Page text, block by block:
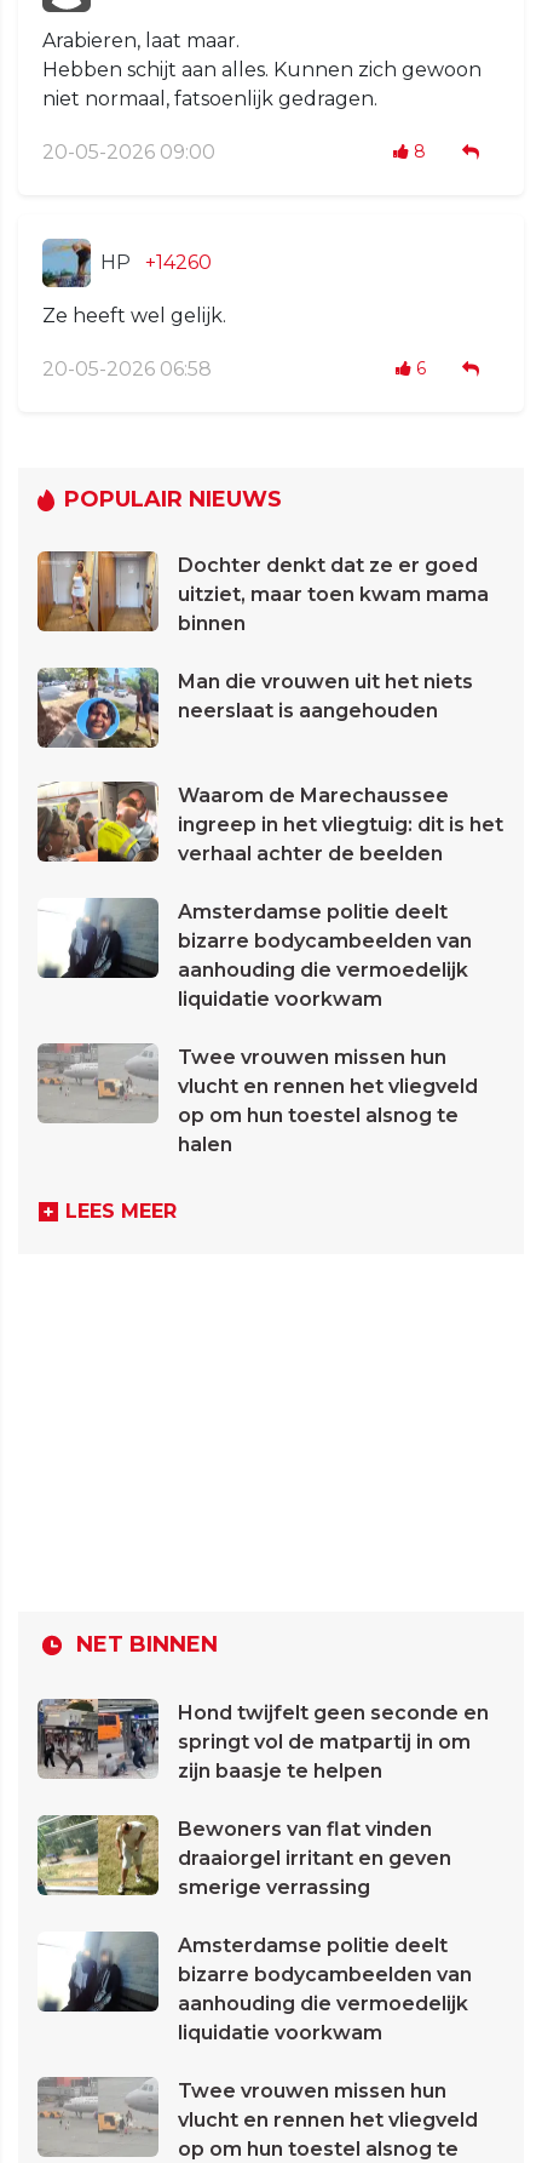
Arabieren, laat maar.
Hebben schijt aan alles. Kunnen zich gewoon
niet normaal, fatsoenlijk gedragen.
20-05-2026 09:00 8
HP +14260
Ze heeft wel gelijk.
20-05-2026 06:58 6
POPULAIR NIEUWS
Dochter denkt dat ze er goed
uitziet, maar toen kwam mama
binnen
Man die vrouwen uit het niets
neerslaat is aangehouden
Waarom de Marechaussee
ingreep in het vliegtuig: dit is het
verhaal achter de beelden
Amsterdamse politie deelt
bizarre bodycambeelden van
aanhouding die vermoedelijk
liquidatie voorkwam
Twee vrouwen missen hun
vlucht en rennen het vliegveld
op om hun toestel alsnog te
halen
LEES MEER
NET BINNEN
Hond twijfelt geen seconde en
springt vol de matpartij in om
zijn baasje te helpen
Bewoners van flat vinden
draaiorgel irritant en geven
smerige verrassing
Amsterdamse politie deelt
bizarre bodycambeelden van
aanhouding die vermoedelijk
liquidatie voorkwam
Twee vrouwen missen hun
vlucht en rennen het vliegveld
op om hun toestel alsnog te